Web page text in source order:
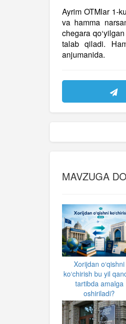
Ayrim OTMlar 1-
va hamma
chegara
talab qiladi.
anjumanida.
MAVZUGA
Xorijdan o‘qishni
ko‘chirish bu yil
tartibda amalga
oshiriladi?